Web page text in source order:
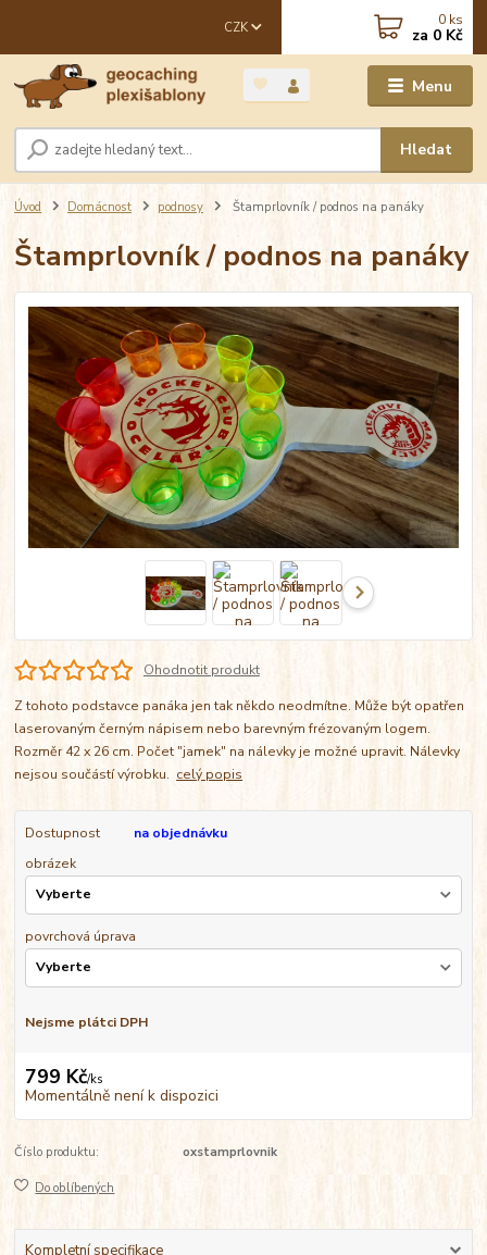
Menu
CZK
Hledat
0 ks
za 0 Kč
Úvod Domácnost podnosy Štamprlovník / podnos na panáky
Štamprlovník / podnos na panáky
Ohodnotit produkt
Z tohoto podstavce panáka jen tak někdo neodmítne. Může být opatřen
laserovaným černým nápisem nebo barevným frézovaným logem.
Rozměr 42 x 26 cm. Počet "jamek" na nálevky je možné upravit. Nálevky
nejsou součástí výrobku. celý popis
Dostupnost
na objednávku
obrázek
povrchová úprava
Nejsme plátci DPH
799 Kč/ks
Momentálně není k dispozici
Číslo produktu: oxstamprlovnik
Do oblíbených
Kompletní specifikace